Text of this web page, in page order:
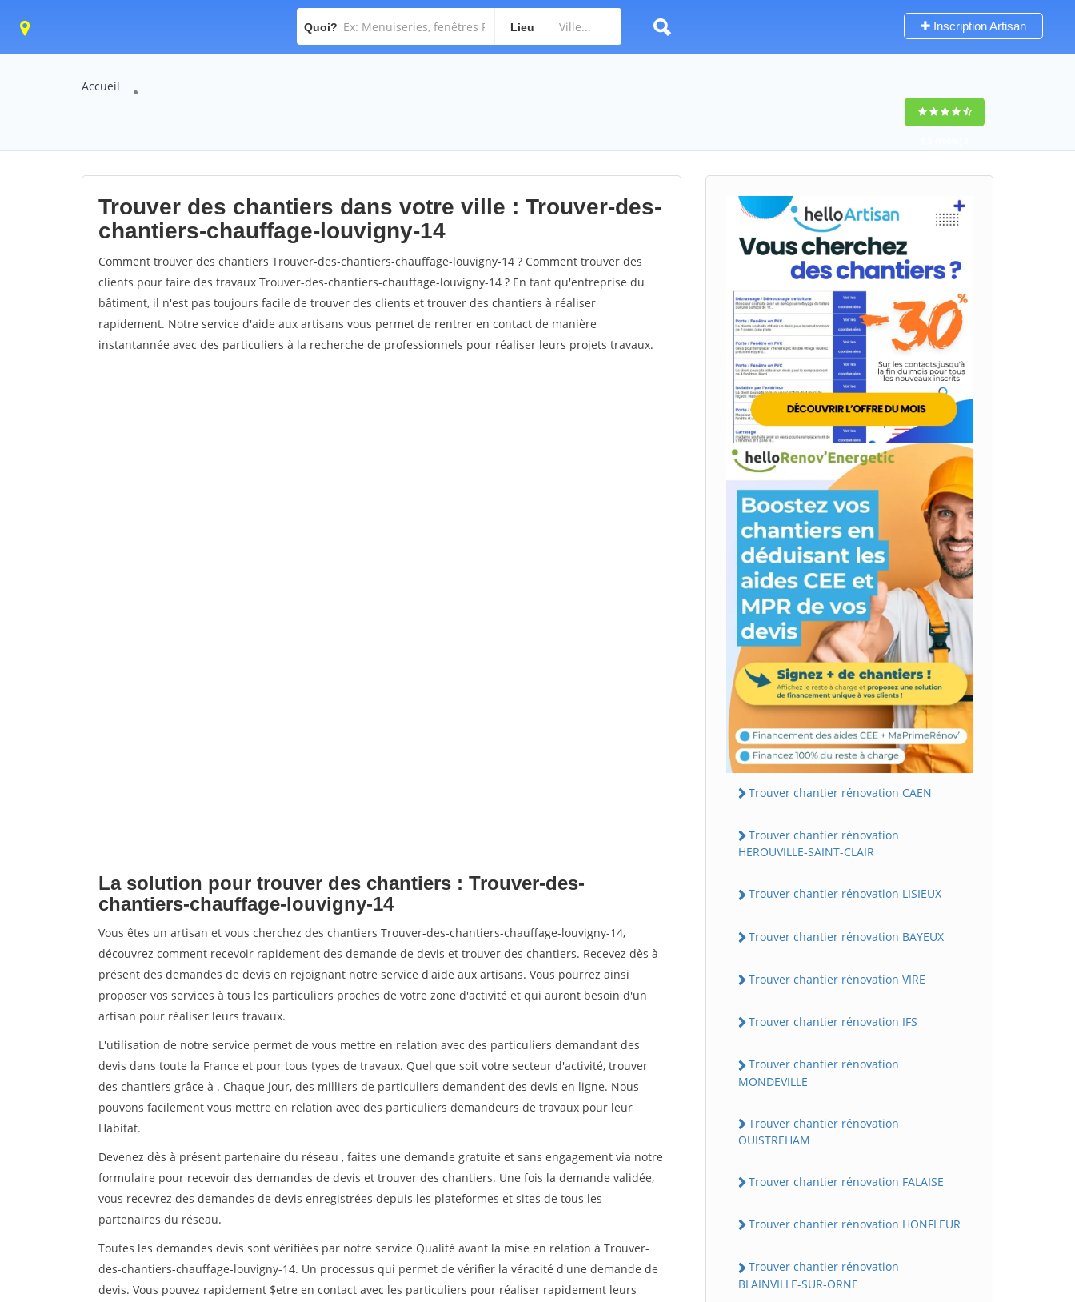
Quoi? Lieu Inscription Artisan
Accueil
Trouver des chantiers dans votre ville : Trouver-des-
chantiers-chauffage-louvigny-14
Comment trouver des chantiers Trouver-des-chantiers-chauffage-louvigny-14 ? Comment trouver des
clients pour faire des travaux Trouver-des-chantiers-chauffage-louvigny-14 ? En tant qu'entreprise du
bâtiment, il n'est pas toujours facile de trouver des clients et trouver des chantiers à réaliser
rapidement. Notre service d'aide aux artisans vous permet de rentrer en contact de manière
instantannée avec des particuliers à la recherche de professionnels pour réaliser leurs projets travaux.
La solution pour trouver des chantiers : Trouver-des-
chantiers-chauffage-louvigny-14
Vous êtes un artisan et vous cherchez des chantiers Trouver-des-chantiers-chauffage-louvigny-14,
découvrez comment recevoir rapidement des demande de devis et trouver des chantiers. Recevez dès à
présent des demandes de devis en rejoignant notre service d'aide aux artisans. Vous pourrez ainsi
proposer vos services à tous les particuliers proches de votre zone d'activité et qui auront besoin d'un
artisan pour réaliser leurs travaux.
L'utilisation de notre service permet de vous mettre en relation avec des particuliers demandant des
devis dans toute la France et pour tous types de travaux. Quel que soit votre secteur d'activité, trouver
des chantiers grâce à . Chaque jour, des milliers de particuliers demandent des devis en ligne. Nous
pouvons facilement vous mettre en relation avec des particuliers demandeurs de travaux pour leur
Habitat.
Devenez dès à présent partenaire du réseau , faites une demande gratuite et sans engagement via notre
formulaire pour recevoir des demandes de devis et trouver des chantiers. Une fois la demande validée,
vous recevrez des demandes de devis enregistrées depuis les plateformes et sites de tous les
partenaires du réseau.
Toutes les demandes devis sont vérifiées par notre service Qualité avant la mise en relation à Trouver-
des-chantiers-chauffage-louvigny-14. Un processus qui permet de vérifier la véracité d'une demande de
devis. Vous pouvez rapidement $etre en contact avec les particuliers pour réaliser rapidement leurs
Trouver chantier rénovation CAEN
Trouver chantier rénovation
HEROUVILLE-SAINT-CLAIR
Trouver chantier rénovation LISIEUX
Trouver chantier rénovation BAYEUX
Trouver chantier rénovation VIRE
Trouver chantier rénovation IFS
Trouver chantier rénovation
MONDEVILLE
Trouver chantier rénovation
OUISTREHAM
Trouver chantier rénovation FALAISE
Trouver chantier rénovation HONFLEUR
Trouver chantier rénovation
BLAINVILLE-SUR-ORNE